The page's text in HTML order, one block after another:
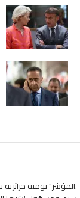
.المؤشر" يومية